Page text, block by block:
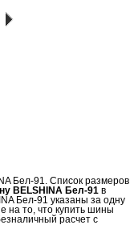
Бел-91. Список размеров
BELSHINA Бел-91 в
Бел-91 указаны за одну
на то, что купить шины
расчет с